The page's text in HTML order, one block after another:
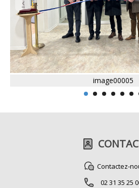
image00005
Contactez-
02 31 35 25